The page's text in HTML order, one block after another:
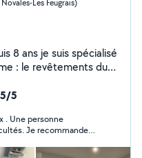
Les Feugrais)
8 ans je suis spécialisé
suis disponible pour
/ vidange, frains
Cordialement
5
. Une personne
Je recommande